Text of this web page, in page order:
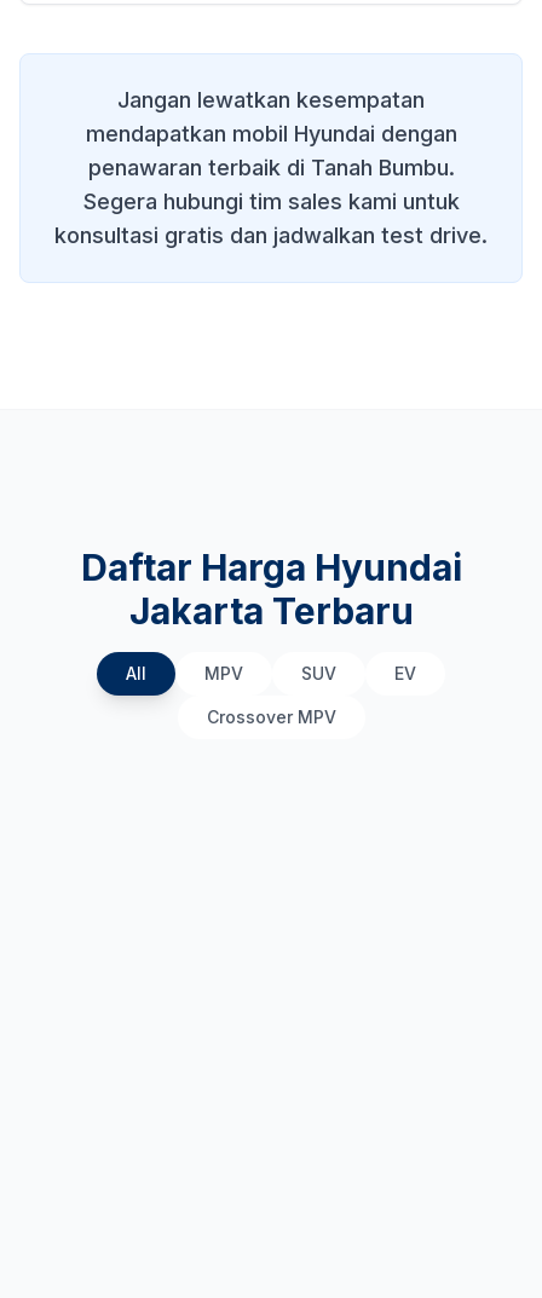
Jangan lewatkan kesempatan
mendapatkan mobil Hyundai dengan
penawaran terbaik di Tanah Bumbu.
Segera hubungi tim sales kami untuk
konsultasi gratis dan jadwalkan test drive.
Daftar Harga Hyundai
Jakarta Terbaru
All MPV SUV EV
Crossover MPV